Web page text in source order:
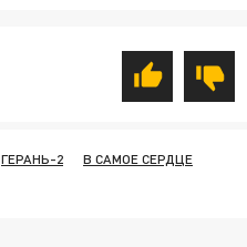
ГЕРАНЬ-2
В САМОЕ СЕРДЦЕ